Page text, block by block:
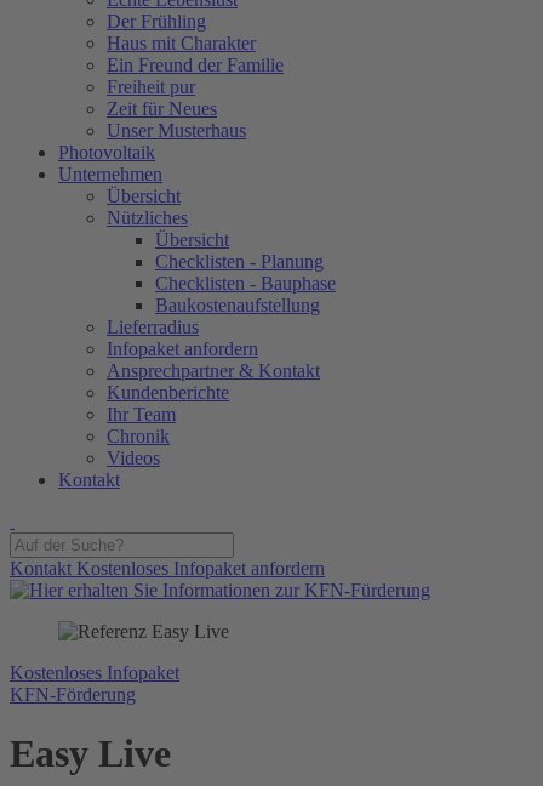
Der Frühling
Haus mit Charakter
Ein Freund der Familie
Freiheit pur
Zeit für Neues
Unser Musterhaus
Photovoltaik
Unternehmen
Übersicht
Nützliches
Übersicht
Checklisten - Planung
Checklisten - Bauphase
Baukostenaufstellung
Lieferradius
Infopaket anfordern
Ansprechpartner & Kontakt
Kundenberichte
Ihr Team
Chronik
Videos
Kontakt
Kontakt Kostenloses Infopaket anfordern
Kostenloses Infopaket
KFN-Förderung
Easy Live